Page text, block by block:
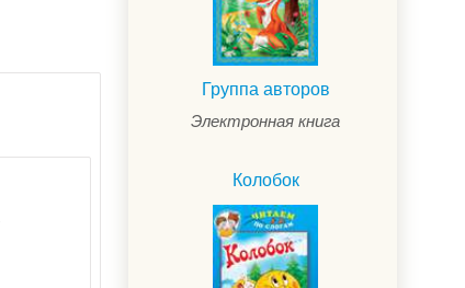
Группа авторов
Электронная книга
Колобок